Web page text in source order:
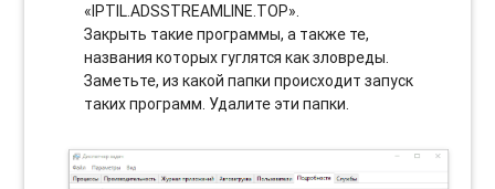
«IPTIL.ADSSTREAMLINE.TOP».
Закрыть такие программы, а также те,
названия которых гуглятся как зловреды.
Заметьте, из какой папки происходит запуск
таких программ. Удалите эти папки.